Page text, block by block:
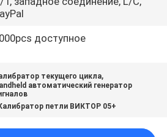
доступное
текущего цикла,
автоматический генератор
петли ВИКТОР 05+